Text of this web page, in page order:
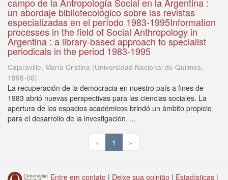
un abordaje bibliotecológico sobre las revistas
especializadas en el período 1983-1995Information
processes in the field of Social Anthropology in
Argentina : a library-based approach to specialist
periodicals in the period 1983-1995
Cajaraville, María Cristina (Universidad Nacional de Quilmes,
1998-06)
La recuperación de la democracia en nuestro país a fines de
1983 abrió nuevas perspectivas para las ciencias sociales. La
apertura de los espacios académicos brindó un ámbito propicio
para el desarrollo de la investigación. ...
« 1 »
Entre em contato | Deixe sua opinião | Estadísticas|